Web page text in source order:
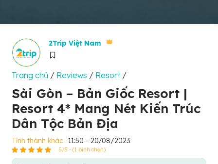
2Trip Việt Nam
Trang chủ / Reviews / Resort/
Sài Gòn – Bản Giốc Resort |
Resort 4* Mang Nét Kiến Trúc
Dân Tộc Bản Địa
Tỉnh thành khác 11:50 - 20/08/2023
5/5 - (1 bình chọn)